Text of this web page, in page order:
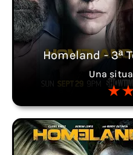
Homeland - 3ª
Una